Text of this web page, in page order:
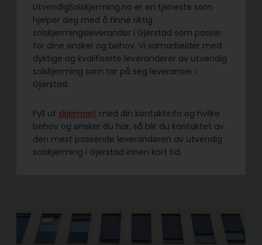
UtvendigSolskjerming.no er en tjeneste som
hjelper deg med å finne riktig
solskjermingsleverandør i Gjerstad som passer
for dine ønsker og behov. Vi samarbeider med
dyktige og kvalifiserte leverandører av utvendig
solskjerming som tar på seg leveranser i
Gjerstad.
Fyll ut skjemaet med din kontaktinfo og hvilke
behov og ønsker du har, så blir du kontaktet av
den mest passende leverandøren av utvendig
solskjerming i Gjerstad innen kort tid.